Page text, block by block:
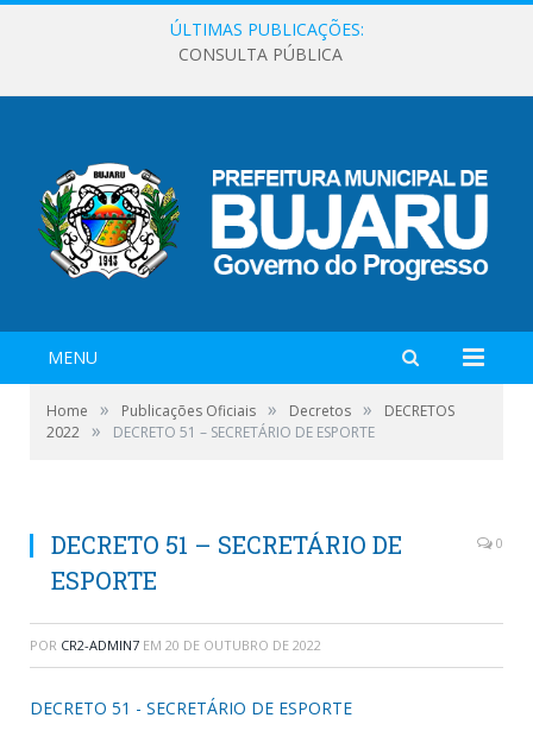
ÚLTIMAS PUBLICAÇÕES:
CONSULTA PÚBLICA
MENU
Home » Publicações Oficiais » Decretos »
DECRETOS
2022 » DECRETO 51 – SECRETÁRIO DE ESPORTE
DECRETO 51 – SECRETÁRIO DE
ESPORTE
0
POR CR2-ADMIN7 EM 20 DE OUTUBRO DE 2022
DECRETO 51 - SECRETÁRIO DE ESPORTE